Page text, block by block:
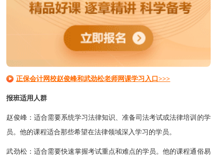
正保会计网校赵俊峰和武劲松老师网课学习入口>>>
报班适用人群
‌赵俊峰‌：适合需要系统学习法律知识、准备司法考试或法律培训的学
员。他的课程适合那些希望在法律领域深入学习的学员。
‌武劲松‌：适合需要快速掌握考试重点和难点的学员。他的课程通俗易